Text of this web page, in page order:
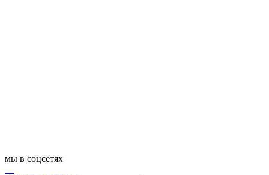
мы в соцсетях